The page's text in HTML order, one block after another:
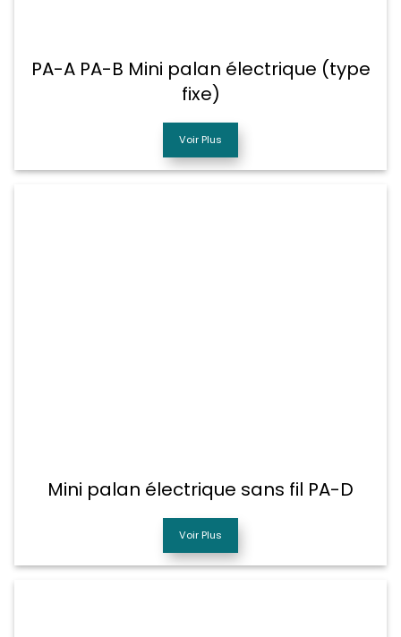
PA-A PA-B Mini palan électrique (type
fixe)
Voir Plus
Mini palan électrique sans fil PA-D
Voir Plus